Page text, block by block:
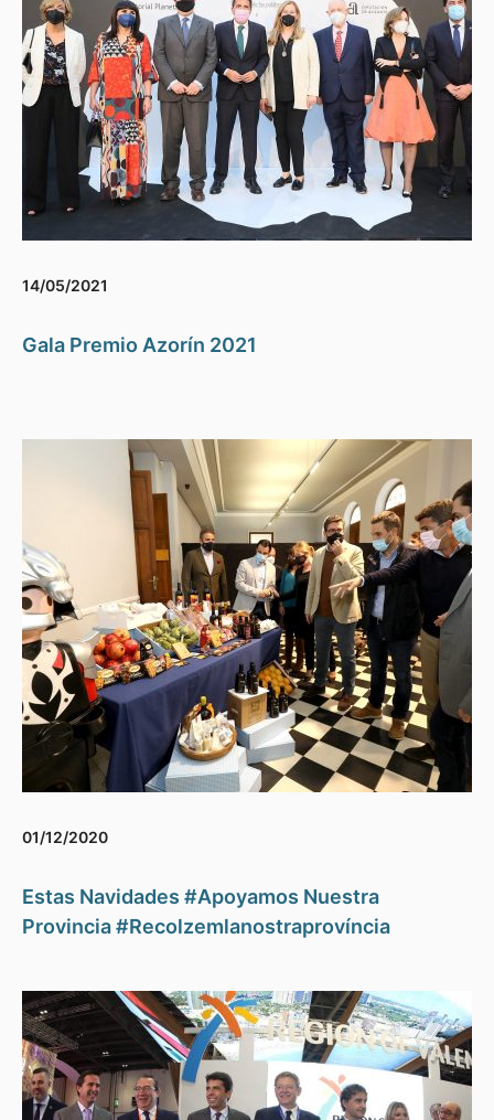
14/05/2021
Gala Premio Azorín 2021
01/12/2020
Estas Navidades #Apoyamos Nuestra
Provincia #Recolzemlanostraprovíncia